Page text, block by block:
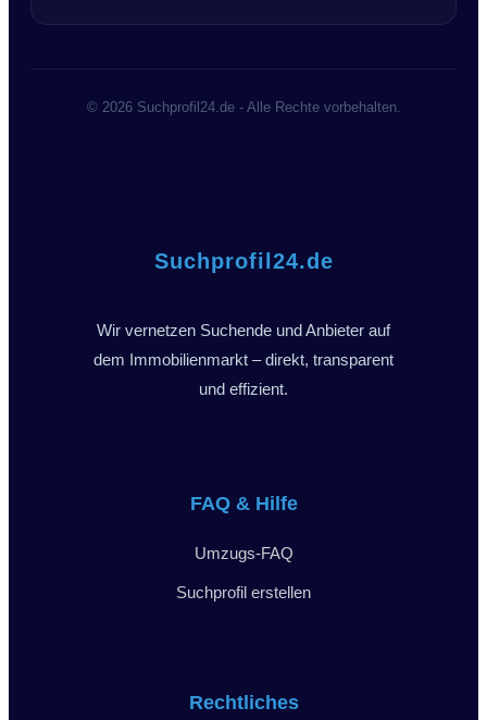
© 2026 Suchprofil24.de - Alle Rechte vorbehalten.
Suchprofil24.de
Wir vernetzen Suchende und Anbieter auf
dem Immobilienmarkt – direkt, transparent
und effizient.
FAQ & Hilfe
Umzugs-FAQ
Suchprofil erstellen
Rechtliches